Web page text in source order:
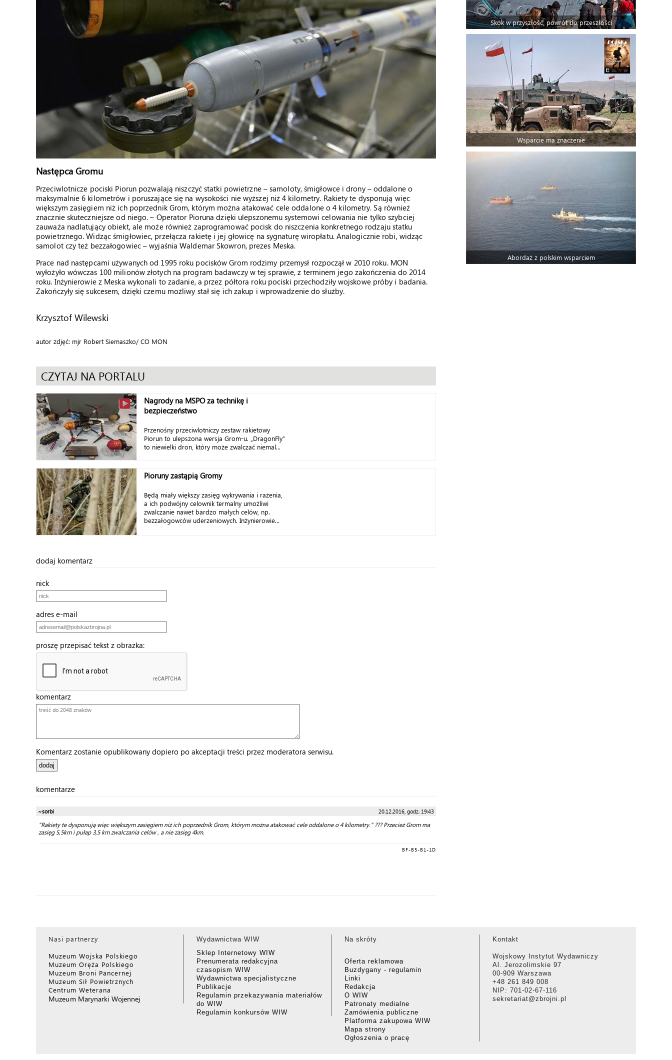
Następca Gromu
Przeciwlotnicze pociski Piorun pozwalają niszczyć statki powietrzne – samoloty, śmigłowce i drony – oddalone o
maksymalnie 6 kilometrów i poruszające się na wysokości nie wyższej niż 4 kilometry. Rakiety te dysponują więc
większym zasięgiem niż ich poprzednik Grom, którym można atakować cele oddalone o 4 kilometry. Są również
znacznie skuteczniejsze od niego. – Operator Pioruna dzięki ulepszonemu systemowi celowania nie tylko szybciej
zauważa nadlatujący obiekt, ale może również zaprogramować pocisk do niszczenia konkretnego rodzaju statku
powietrznego. Widząc śmigłowiec, przełącza rakietę i jej głowicę na sygnaturę wiropłatu. Analogicznie robi, widząc
samolot czy też bezzałogowiec – wyjaśnia Waldemar Skowron, prezes Meska.
Prace nad następcami używanych od 1995 roku pocisków Grom rodzimy przemysł rozpoczął w 2010 roku. MON
wyłożyło wówczas 100 milionów złotych na program badawczy w tej sprawie, z terminem jego zakończenia do 2014
roku. Inżynierowie z Meska wykonali to zadanie, a przez półtora roku pociski przechodziły wojskowe próby i badania.
Zakończyły się sukcesem, dzięki czemu możliwy stał się ich zakup i wprowadzenie do służby.
Krzysztof Wilewski
autor zdjęć: mjr Robert Siemaszko/ CO MON
CZYTAJ NA PORTALU
Nagrody na MSPO za technikę i
bezpieczeństwo
Przenośny przeciwlotniczy zestaw rakietowy
Piorun to ulepszona wersja Grom-u. „DragonFly”
to niewielki dron, który może zwalczać niemal...
Pioruny zastąpią Gromy
Będą miały większy zasięg wykrywania i rażenia,
a ich podwójny celownik termalny umożliwi
zwalczanie nawet bardzo małych celów, np.
bezzałogowców uderzeniowych. Inżynierowie...
dodaj komentarz
nick
adres e-mail
proszę przepisać tekst z obrazka:
komentarz
Komentarz zostanie opublikowany dopiero po akceptacji treści przez moderatora serwisu.
komentarze
~sorbi 20.12.2016, godz. 19:43
"Rakiety te dysponują więc większym zasięgiem niż ich poprzednik Grom, którym można atakować cele oddalone o 4 kilometry." ??? Przecież Grom ma
zasięg 5,5km i pułap 3,5 km zwalczania celów , a nie zasięg 4km.
BF-B5-B1-1D
Skok w przyszłość, powrót do przeszłości
Wsparcie ma znaczenie
Abordaż z polskim wsparciem
Nasi partnerzy
Muzeum Wojska Polskiego
Muzeum Oręża Polskiego
Muzeum Broni Pancernej
Muzeum Sił Powietrznych
Centrum Weterana
Muzeum Marynarki Wojennej
Wydawnictwa WIW
Sklep Internetowy WIW
Prenumerata redakcyjna
czasopism WIW
Wydawnictwa specjalistyczne
Publikacje
Regulamin przekazywania materiałów
do WIW
Regulamin konkursów WIW
Na skróty
Oferta reklamowa
Buzdygany - regulamin
Linki
Redakcja
O WIW
Patronaty medialne
Zamówienia publiczne
Platforma zakupowa WIW
Mapa strony
Ogłoszenia o pracę
Kontakt
Wojskowy Instytut Wydawniczy
Al. Jerozolimskie 97
00-909 Warszawa
+48 261 849 008
NIP: 701-02-67-116
sekretariat@zbrojni.pl